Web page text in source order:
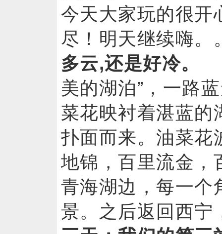
今天大家玩的很开
尽！明天继续
多云,还是好冷。
美的湖泊”，一路
菜花映衬着湛蓝的
扑面而来。油菜花
地锦，百里流金，
青海湖边，每一个
景。之后返回